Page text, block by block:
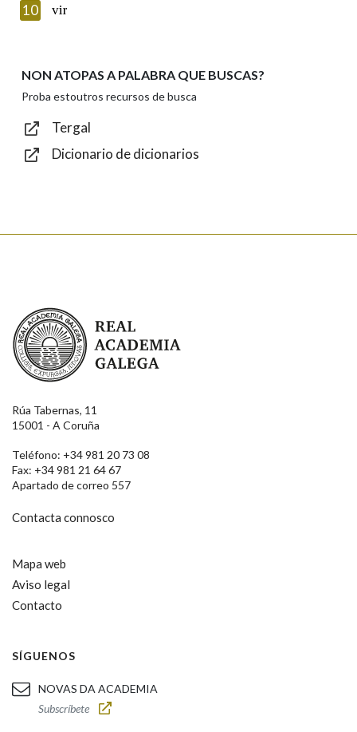
Lin e acepto as condicións da política de
Introduce o código que aparece na imaxe:
Texto de verificación
10 vir
NON ATOPAS A PALABRA QUE BUSCAS?
Proba estoutros recursos de busca
Tergal
Dicionario de dicionarios
Real Academia Galega
Rúa Tabernas, 11
15001 - A Coruña
Teléfono: +34 981 20 73 08
Fax: +34 981 21 64 67
Apartado de correo 557
Contacta connosco
Mapa web
Aviso legal
Contacto
SÍGUENOS
NOVAS DA ACADEMIA
Subscríbete